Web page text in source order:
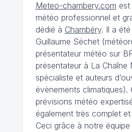
Meteo-chambery.com est
météo professionnel et
dédié à Chambéry. Il a
Guillaume Séchet
présentateur météo sur
présentateur à La Chaîne
spécialiste et auteurs
évènements climatiques).
prévisions météo
également très complet
Ceci grâce à notre équipe